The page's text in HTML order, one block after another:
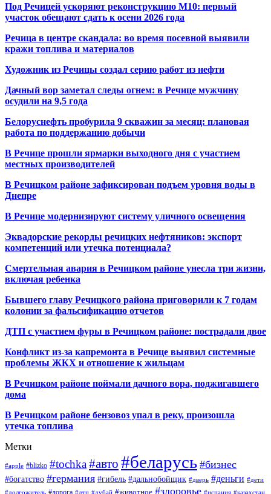
Под Речицей ускоряют реконструкцию М10: первый
участок обещают сдать к осени 2026 года
Речица в центре скандала: во время посевной выявили
кражи топлива и материалов
Художник из Речицы создал серию работ из нефти
Дачный вор заметал следы огнем: в Речице мужчину
осудили на 9,5 года
Белоруснефть пробурила 9 скважин за месяц: плановая
работа по поддержанию добычи
В Речице прошли ярмарки выходного дня с участием
местных производителей
В Речицком районе зафиксирован подъем уровня воды в
Днепре
В Речице модернизируют систему уличного освещения
Эквадорские рекорды речицких нефтяников: экспорт
компетенций или утечка потенциала?
Смертельная авария в Речицком районе унесла три жизни,
включая ребенка
Бывшего главу Речицкого района приговорили к 7 годам
колонии за фальсификацию отчетов
ДТП с участием фуры в Речицком районе: пострадали двое
Конфликт из-за капремонта в Речице выявил системные
проблемы ЖКХ и отношение к жильцам
В Речицком районе поймали дачного вора, поджигавшего
дома
В Речицком районе бензовоз упал в реку, произошла
утечка топлива
Метки
#apple #blizko #tochka#авто #беларусь #бизнес
#богатство #германия #гибель #дальнобойщик #дверь #деньги #дети
#долгожитель #дорога #дтп #дубай #животное #здоровье #испания #казахстан